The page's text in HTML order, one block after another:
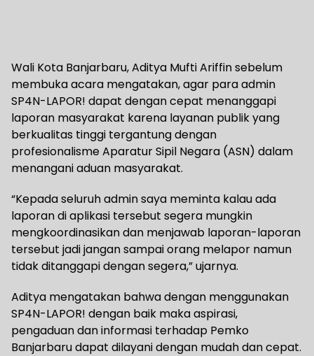
Wali Kota Banjarbaru, Aditya Mufti Ariffin sebelum
membuka acara mengatakan, agar para admin
SP4N-LAPOR! dapat dengan cepat menanggapi
laporan masyarakat karena layanan publik yang
berkualitas tinggi tergantung dengan
profesionalisme Aparatur Sipil Negara (ASN) dalam
menangani aduan masyarakat.
“Kepada seluruh admin saya meminta kalau ada
laporan di aplikasi tersebut segera mungkin
mengkoordinasikan dan menjawab laporan-laporan
tersebut jadi jangan sampai orang melapor namun
tidak ditanggapi dengan segera,” ujarnya.
Aditya mengatakan bahwa dengan menggunakan
SP4N-LAPOR! dengan baik maka aspirasi,
pengaduan dan informasi terhadap Pemko
Banjarbaru dapat dilayani dengan mudah dan cepat.